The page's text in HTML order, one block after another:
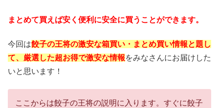
まとめて買えば安く便利に安全に買うことができます。
今回は餃子の王将の激安な箱買い・まとめ買い情報と題し
て、厳選した超お得で激安な情報をみなさんにお届けした
いと思います！
ここからは餃子の王将の説明に入ります。すぐに餃子